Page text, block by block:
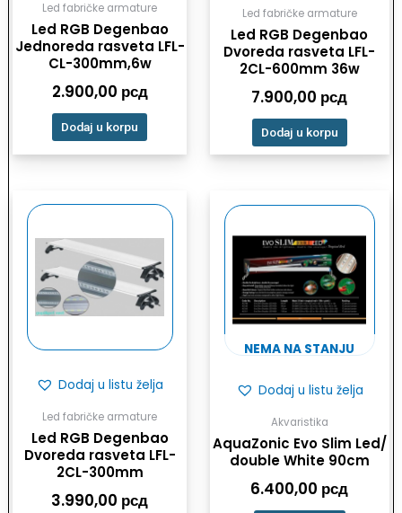
Led fabričke armature
Led RGB Degenbao
Jednoreda rasveta LFL-
CL-300mm,6w
2.900,00 рсд
Dodaj u korpu
Led fabričke armature
Led RGB Degenbao
Dvoreda rasveta LFL-
2CL-600mm 36w
7.900,00 рсд
Dodaj u korpu
Dodaj u listu želja
Led fabričke armature
Led RGB Degenbao
Dvoreda rasveta LFL-
2CL-300mm
3.990,00 рсд
NEMA NA STANJU
Dodaj u listu želja
Akvaristika
AquaZonic Evo Slim Led/
double White 90cm
6.400,00 рсд